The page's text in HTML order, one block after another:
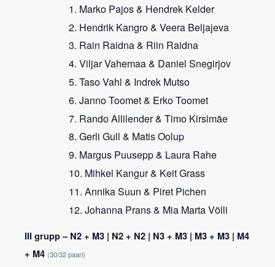
Marko Pajos & Hendrek Kelder
Hendrik Kangro & Veera Beljajeva
Rain Raidna & Riin Raidna
Viljar Vahemaa & Daniel Snegirjov
Taso Vahl & Indrek Mutso
Janno Toomet & Erko Toomet
Rando Allilender & Timo Kirsimäe
Gerli Gull & Matis Oolup
Margus Puusepp & Laura Rahe
Mihkel Kangur & Keit Grass
Annika Suun & Piret Pichen
Johanna Prans & Mia Marta Võlli
III grupp – N2 + M3 | N2 + N2 | N3 + M3 | M3 + M3 | M4
+ M4 (30/32 paari)